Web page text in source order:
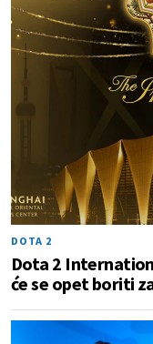
DOTA 2
Dota 2
će se opet boriti